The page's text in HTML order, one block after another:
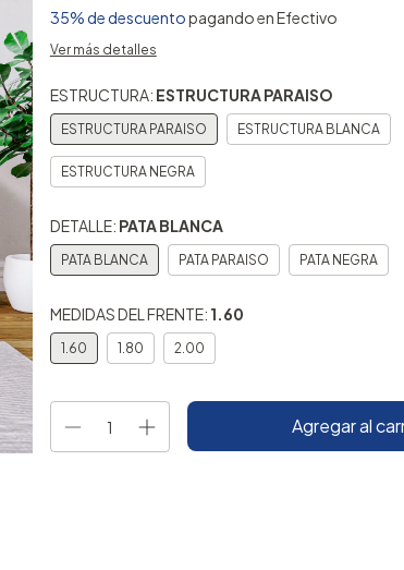
35% de descuentopagando en Efectivo
Ver más detalles
ESTRUCTURA: ESTRUCTURA PARAISO
ESTRUCTURA PARAISO ESTRUCTURA BLANCA
ESTRUCTURA NEGRA
DETALLE: PATA BLANCA
PATA BLANCA PATA PARAISO PATA NEGRA
MEDIDAS DEL FRENTE: 1.60
1.60 1.80 2.00